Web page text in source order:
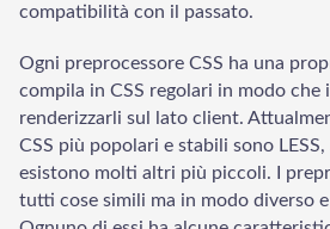
compatibilità con il passato.
Ogni preprocessore CSS ha una
compila in CSS regolari in modo che
renderizzarli sul lato client.
CSS più popolari e stabili sono LESS,
esistono molti altri più piccoli. I
tutti cose simili ma in modo diverso